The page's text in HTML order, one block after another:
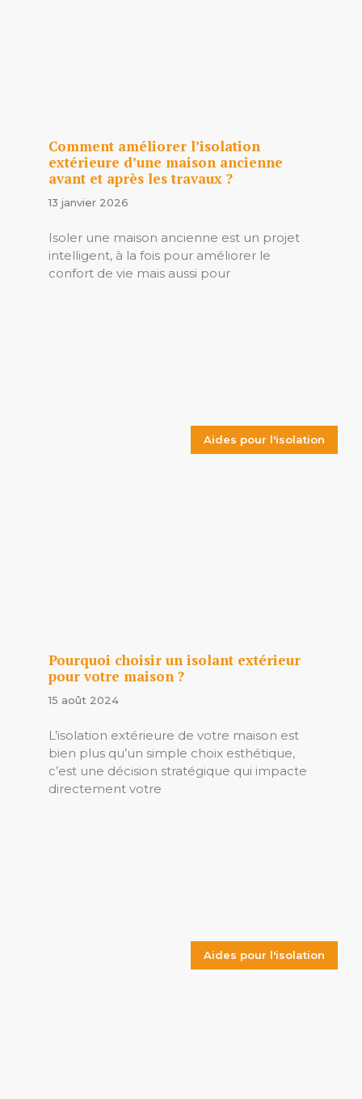
Comment améliorer l’isolation
extérieure d’une maison ancienne
avant et après les travaux ?
13 janvier 2026
Isoler une maison ancienne est un projet
intelligent, à la fois pour améliorer le
confort de vie mais aussi pour
Aides pour l'isolation
Pourquoi choisir un isolant extérieur
pour votre maison ?
15 août 2024
L’isolation extérieure de votre maison est
bien plus qu’un simple choix esthétique,
c’est une décision stratégique qui impacte
directement votre
Aides pour l'isolation